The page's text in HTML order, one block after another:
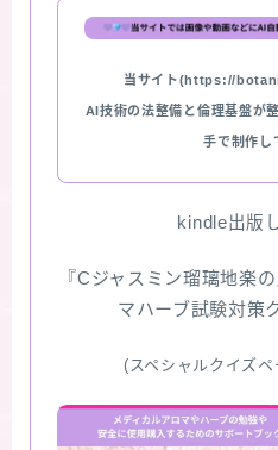
当サイト(https://
AI技術の法整備と倫理基盤が
手で制作し
kindle出版
『Cジャスミン瑠璃地楽
マハーブ試験対策
(スペシャルクイズ